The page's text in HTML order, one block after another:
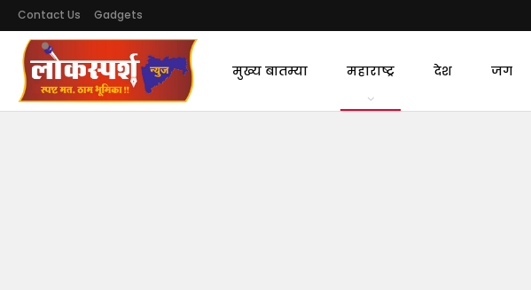
Contact Us Gadgets
मुख्य बातम्या महाराष्ट्र देश जग